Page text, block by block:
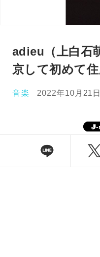
adieu（上白石
京して初めて
音楽 2022年10月21